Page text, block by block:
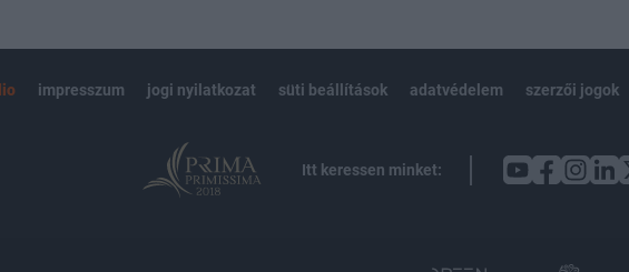
impresszum jogi nyilatkozat süti beállítások adatvédelem szerzői jogok
Itt keressen minket: